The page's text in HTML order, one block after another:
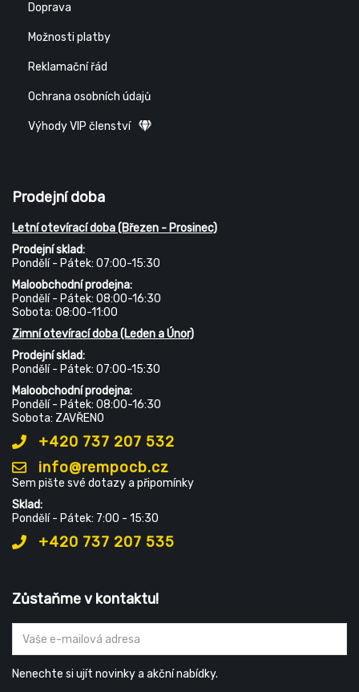
Doprava
Možnosti platby
Reklamační řád
Ochrana osobních údajů
Výhody VIP členství
Prodejní doba
Letní otevírací doba (Březen - Prosinec)
Prodejní sklad:
Pondělí - Pátek: 07:00-15:30
Maloobchodní prodejna:
Pondělí - Pátek: 08:00-16:30
Sobota: 08:00-11:00
Zimní otevírací doba (Leden a Únor)
Prodejní sklad:
Pondělí - Pátek: 07:00-15:30
Maloobchodní prodejna:
Pondělí - Pátek: 08:00-16:30
Sobota: ZAVŘENO
+420 737 207 532
info@rempocb.cz
Sem pište své dotazy a připomínky
Sklad:
Pondělí - Pátek: 7:00 - 15:30
+420 737 207 535
Zůstaňme v kontaktu!
Nenechte si ujít novinky a akční nabídky.